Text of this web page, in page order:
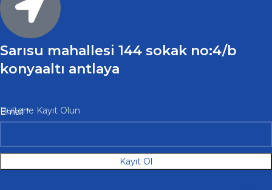
Sarısu mahallesi 144 sokak no:4/b
konyaaltı antlaya
Bültene Kayıt Olun
Email*
Kayıt Ol